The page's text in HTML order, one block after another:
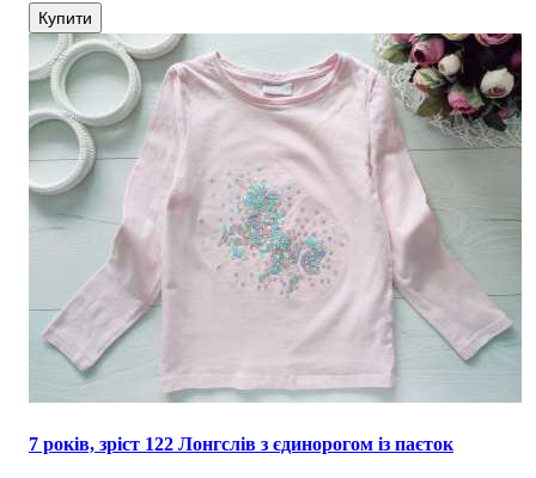
Купити
7 років, зріст 122 Лонгслів з єдинорогом із паєток